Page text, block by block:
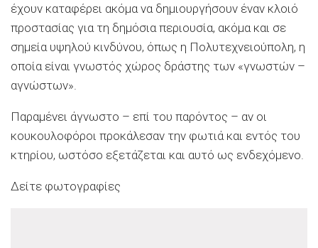
έχουν καταφέρει ακόμα να δημιουργήσουν έναν κλοιό
προστασίας για τη δημόσια περιουσία, ακόμα και σε
σημεία υψηλού κινδύνου, όπως η Πολυτεχνειούπολη, η
οποία είναι γνωστός χώρος δράστης των «γνωστών –
αγνώστων».
Παραμένει άγνωστο – επί του παρόντος – αν οι
κουκουλοφόροι προκάλεσαν την φωτιά και εντός του
κτηρίου, ωστόσο εξετάζεται και αυτό ως ενδεχόμενο.
Δείτε φωτογραφίες